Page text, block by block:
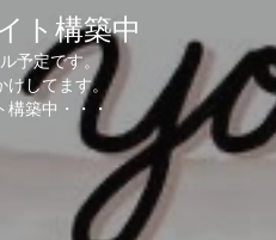
ト構築中
予定です。
けしてます。
構築中・・・